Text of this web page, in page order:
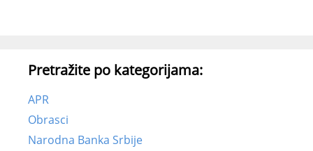
Pretražite po kategorijama:
APR
Obrasci
Narodna Banka Srbije